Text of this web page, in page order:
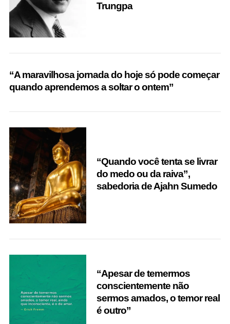
Trungpa
“A maravilhosa jornada do hoje só pode começar
quando aprendemos a soltar o ontem”
“Quando você tenta se livrar
do medo ou da raiva”,
sabedoria de Ajahn Sumedo
“Apesar de temermos
conscientemente não
sermos amados, o temor real
é outro”